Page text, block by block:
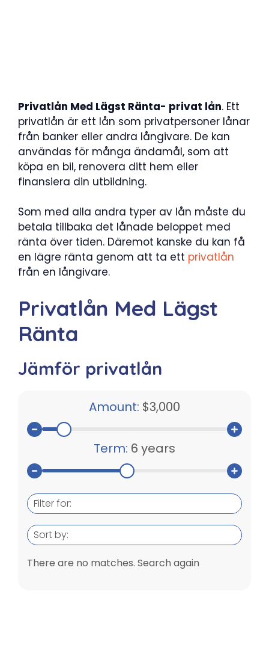
Privatlån Med Lägst Ränta- privat lån. Ett
privatlån är ett lån som privatpersoner lånar
från banker eller andra långivare. De kan
användas för många ändamål, som att
köpa en bil, renovera ditt hem eller
finansiera din utbildning.
Som med alla andra typer av lån måste du
betala tillbaka det lånade beloppet med
ränta över tiden. Däremot kanske du kan få
en lägre ränta genom att ta ett privatlån
från en långivare.
Privatlån Med Lägst
Ränta
Jämför privatlån
Amount: $3,000
Term: 6 years
Filter for:
Sort by:
There are no matches. Search again